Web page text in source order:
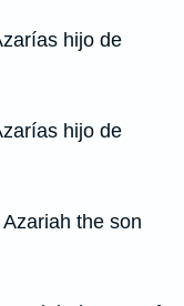
hijo de
hijo de
the son